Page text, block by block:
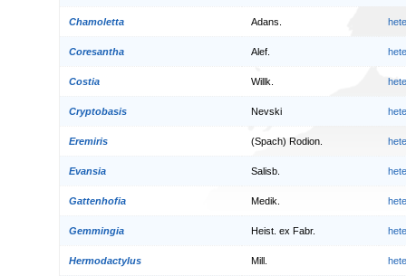
Chamoletta Adans.
Coresantha Alef.
Costia Willk.
Cryptobasis Nevski
Eremiris (Spach) Rodion.
Evansia Salisb.
Gattenhofia Medik.
Gemmingia Heist. ex Fabr.
Hermodactylus Mill.